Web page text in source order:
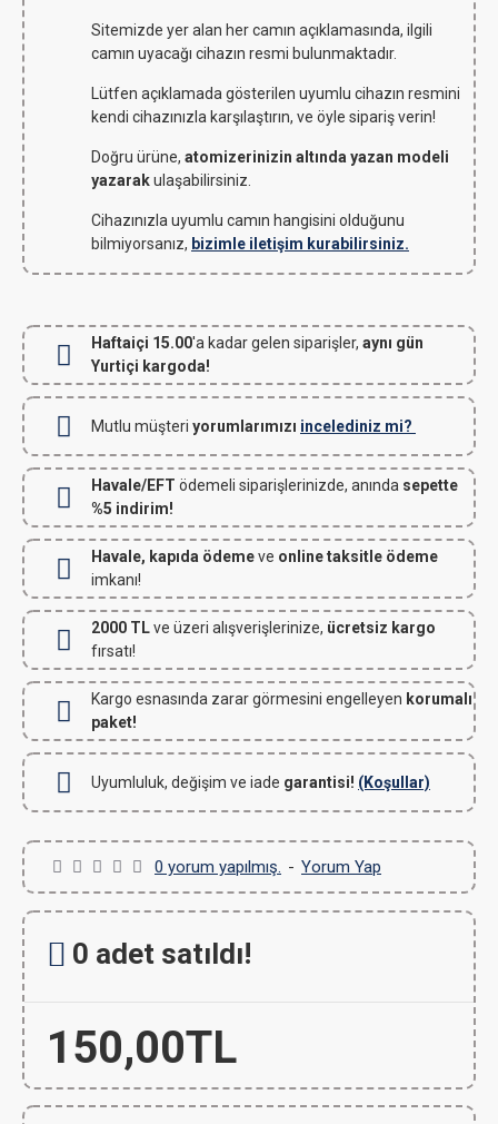
Sitemizde yer alan her camın açıklamasında, ilgili
camın uyacağı cihazın resmi bulunmaktadır.
Lütfen açıklamada gösterilen uyumlu cihazın resmini
kendi cihazınızla karşılaştırın, ve öyle sipariş verin!
Doğru ürüne, atomizerinizin altında yazan modeli
yazarakulaşabilirsiniz.
Cihazınızla uyumlu camın hangisini olduğunu
bilmiyorsanız, bizimle iletişim kurabilirsiniz.
Haftaiçi 15.00'a kadar gelen siparişler, aynı gün
Yurtiçi kargoda!
Mutlu müşteri yorumlarımızı incelediniz mi?
Havale/EFT ödemeli siparişlerinizde, anında sepette
%5 indirim!
Havale, kapıda ödemeve online taksitle ödeme
imkanı!
2000 TLve üzeri alışverişlerinize, ücretsiz kargo
fırsatı!
Kargo esnasında zarar görmesini engelleyen korumalı
paket!
Uyumluluk, değişim ve iade garantisi! (Koşullar)
0 yorum yapılmış. - Yorum Yap
150,00TL
0 adet satıldı!